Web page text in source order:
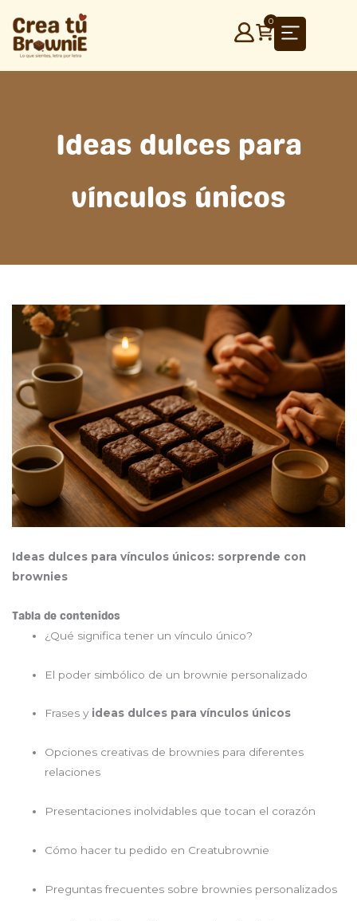
contenido
0
Ideas dulces para
vínculos únicos
Ideas dulces para vínculos únicos: sorprende con
brownies
Tabla de contenidos
¿Qué significa tener un vínculo único?
El poder simbólico de un brownie personalizado
Frases y ideas dulces para vínculos únicos
Opciones creativas de brownies para diferentes
relaciones
Presentaciones inolvidables que tocan el corazón
Cómo hacer tu pedido en Creatubrownie
Preguntas frecuentes sobre brownies personalizados